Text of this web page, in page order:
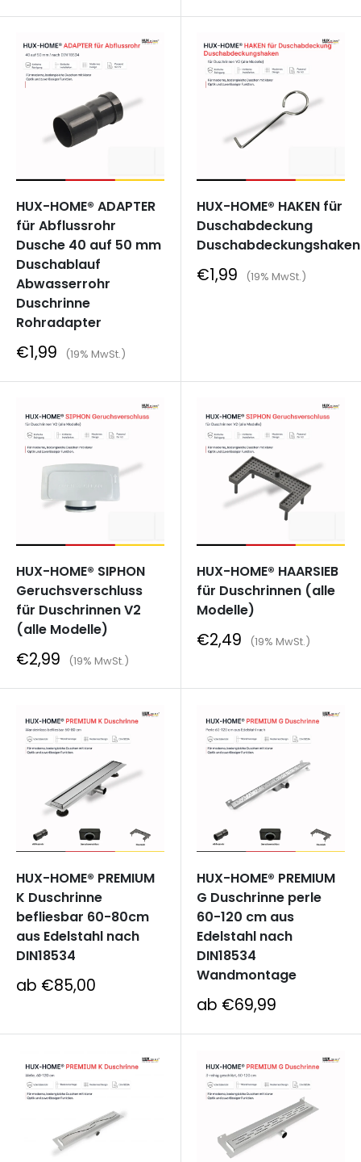
HUX-HOME® ADAPTER
für Abflussrohr
Dusche 40 auf 50 mm
Duschablauf
Abwasserrohr
Duschrinne
Rohradapter
Sonderpreis
€1,99 (19% MwSt.)
HUX-HOME® HAKEN für
Duschabdeckung
Duschabdeckungshaken
Sonderpreis
€1,99 (19% MwSt.)
HUX-HOME® SIPHON
Geruchsverschluss
für Duschrinnen V2
(alle Modelle)
Sonderpreis
€2,99 (19% MwSt.)
HUX-HOME® HAARSIEB
für Duschrinnen (alle
Modelle)
Sonderpreis
€2,49 (19% MwSt.)
HUX-HOME® PREMIUM
K Duschrinne
befliesbar 60-80cm
aus Edelstahl nach
DIN18534
Sonderpreis
ab €85,00
HUX-HOME® PREMIUM
G Duschrinne perle
60-120 cm aus
Edelstahl nach
DIN18534
Wandmontage
Sonderpreis
ab €69,99